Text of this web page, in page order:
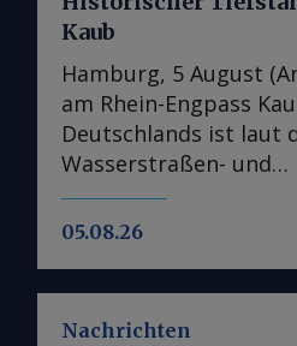
05.08.26
Kaub
Hamburg, 5 August
am Rhein-Engpass
Deutschlands ist laut
Wasserstraßen- und
auf den niedrigsten
Nachrichten